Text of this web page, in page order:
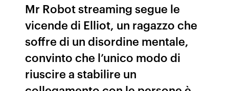
Mr Robot streaming segue le
vicende di Elliot, un ragazzo che
soffre di un disordine mentale,
convinto che l’unico modo di
riuscire a stabilire un